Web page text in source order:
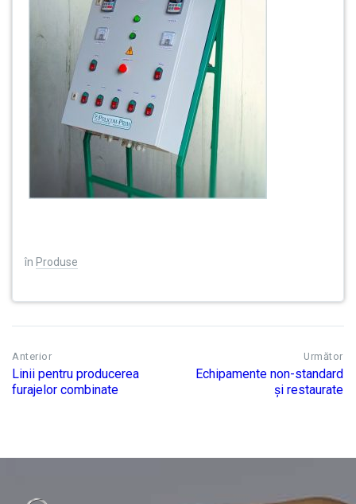
în Produse
Anterior
Linii pentru producerea
furajelor combinate
Următor
Echipamente non-standard
și restaurate